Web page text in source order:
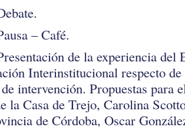
– Café.
de la experiencia del
Interinstitucional respecto
intervención. Propuestas para
la Casa de Trejo, Carolina
de Córdoba, Oscar